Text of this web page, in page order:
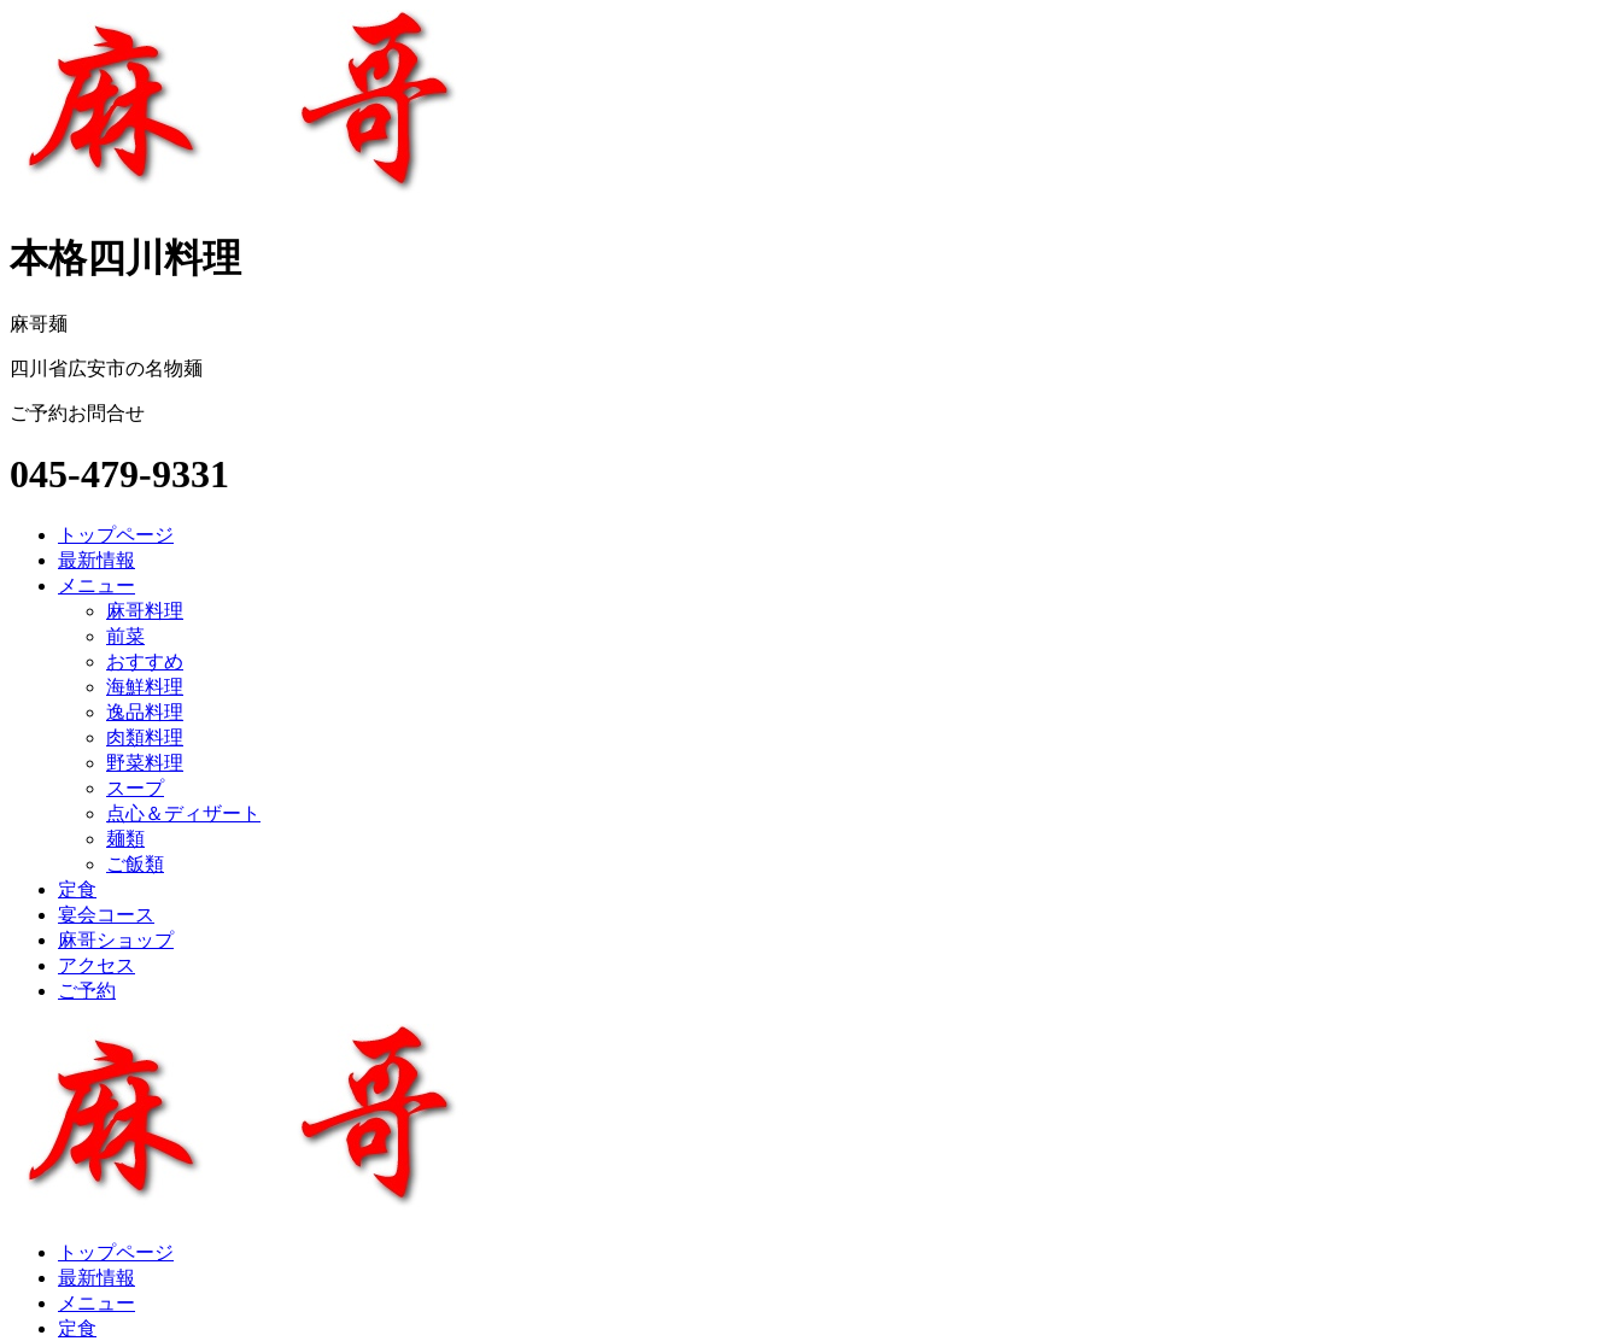
本格四川料理
麻哥麺
四川省広安市の名物麺
ご予約お問合せ
045-479-9331
トップページ
最新情報
メニュー
麻哥料理
前菜
おすすめ
海鮮料理
逸品料理
肉類料理
野菜料理
スープ
点心＆ディザート
麺類
ご飯類
定食
宴会コース
麻哥ショップ
アクセス
ご予約
トップページ
最新情報
メニュー
定食